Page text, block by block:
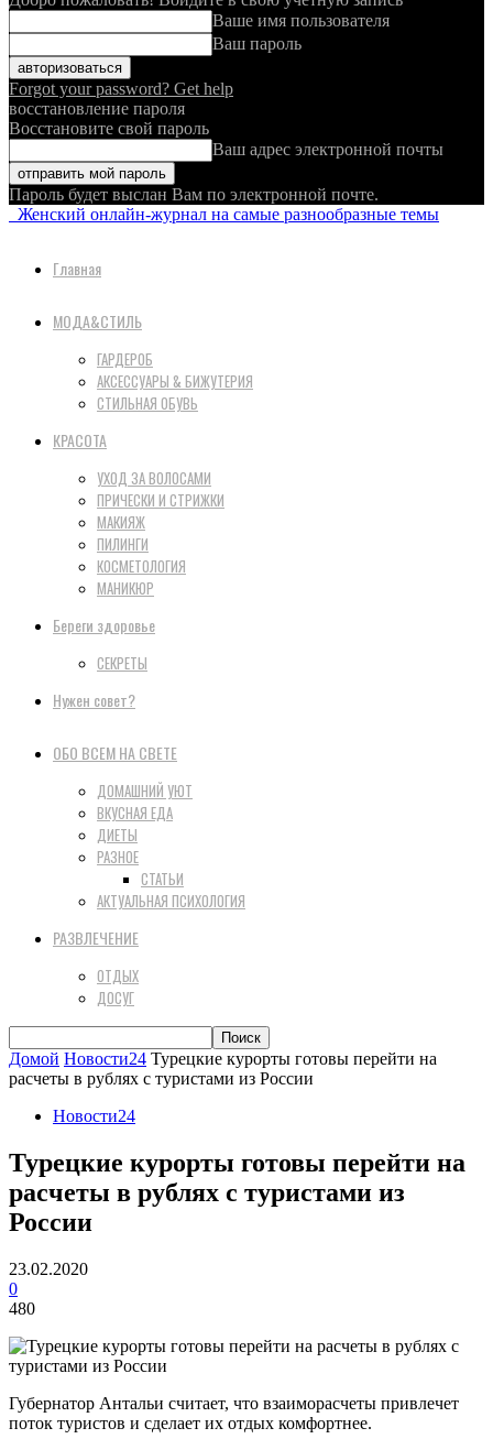
Ваше имя пользователя
Ваш пароль
Forgot your password? Get help
восстановление пароля
Восстановите свой пароль
Ваш адрес электронной почты
Пароль будет выслан Вам по электронной почте.
Женский онлайн-журнал на самые разнообразные темы
Главная
МОДА&СТИЛЬ
ГАРДЕРОБ
АКСЕССУАРЫ & БИЖУТЕРИЯ
СТИЛЬНАЯ ОБУВЬ
КРАСОТА
УХОД ЗА ВОЛОСАМИ
ПРИЧЕСКИ И СТРИЖКИ
МАКИЯЖ
ПИЛИНГИ
КОСМЕТОЛОГИЯ
МАНИКЮР
Береги здоровье
СЕКРЕТЫ
Нужен совет?
ОБО ВСЕМ НА СВЕТЕ
ДОМАШНИЙ УЮТ
ВКУСНАЯ ЕДА
ДИЕТЫ
РАЗНОЕ
СТАТЬИ
АКТУАЛЬНАЯ ПСИХОЛОГИЯ
РАЗВЛЕЧЕНИЕ
ОТДЫХ
ДОСУГ
Домой Новости24 Турецкие курорты готовы перейти на
расчеты в рублях с туристами из России
Новости24
Турецкие курорты готовы перейти на
расчеты в рублях с туристами из
России
23.02.2020
0
480
Губернатор Антальи считает, что взаиморасчеты привлечет
поток туристов и сделает их отдых комфортнее.